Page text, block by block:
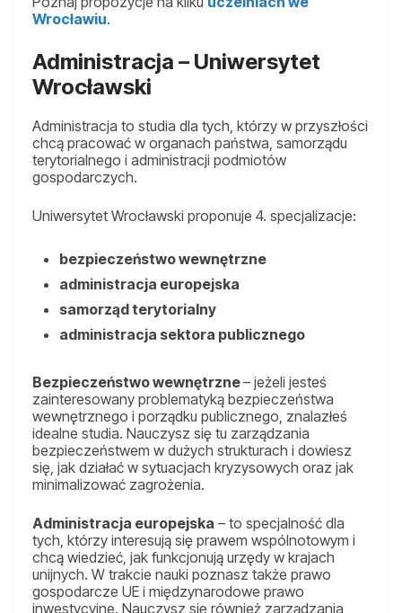
Wrocławiu.
Administracja – Uniwersytet
Wrocławski
Administracja to studia dla tych, którzy w przyszłości
chcą pracować w organach państwa, samorządu
terytorialnego i administracji podmiotów
gospodarczych.
Uniwersytet Wrocławski proponuje 4. specjalizacje:
bezpieczeństwo wewnętrzne
administracja europejska
samorząd terytorialny
administracja sektora publicznego
Bezpieczeństwo wewnętrzne– jeżeli jesteś
zainteresowany problematyką bezpieczeństwa
wewnętrznego i porządku publicznego, znalazłeś
idealne studia. Nauczysz się tu zarządzania
bezpieczeństwem w dużych strukturach i dowiesz
się, jak działać w sytuacjach kryzysowych oraz jak
minimalizować zagrożenia.
Administracja europejska – to specjalność dla
tych, którzy interesują się prawem wspólnotowym i
chcą wiedzieć, jak funkcjonują urzędy w krajach
unijnych. W trakcie nauki poznasz także prawo
gospodarcze UE i międzynarodowe prawo
inwestycyjne. Nauczysz się również zarządzania